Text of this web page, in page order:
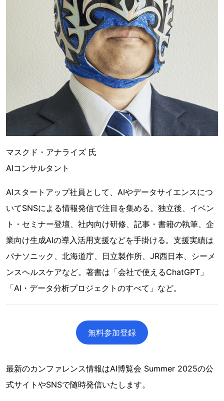
マスクド・アナライズ 氏
AIコンサルタント
AIスタートアップ社員として、AIやデータサイエンスにつ
いてSNSによる情報発信で注目を集める。独立後、イベン
ト・セミナー登壇、社内向け研修、記事・書籍の執筆、企
業向け生成AIの導入活用支援などを手掛ける。支援実績は
パナソニック、北海道庁、日立製作所、JR西日本、シーメ
ンスヘルスケアなど。著書は「会社で使えるChatGPT」
「AI・データ分析プロジェクトのすべて」など。
無料参加登録
最新のカンファレンス情報はAI博覧会 Summer 2025の公
式サイトやSNSで随時発信いたします。